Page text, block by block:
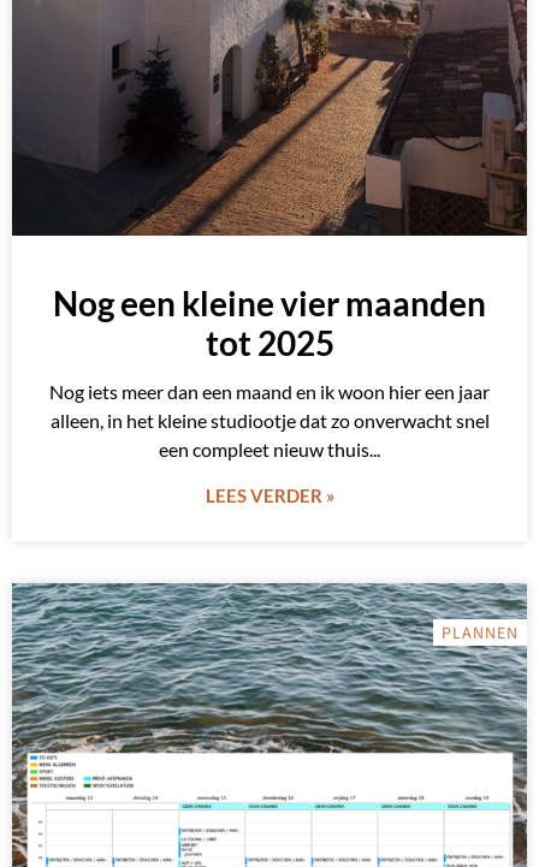
Nog een kleine vier maanden
tot 2025
Nog iets meer dan een maand en ik woon hier een jaar
alleen, in het kleine studiootje dat zo onverwacht snel
een compleet nieuw thuis
LEES VERDER »
PLANNEN